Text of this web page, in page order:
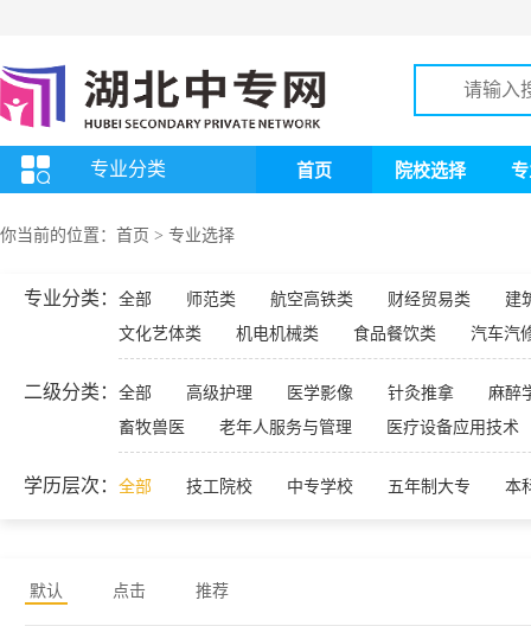
专业分类 首页 院校选择
你当前的位置： 首页 > 专业选择
专业分类： 全部 师范类 航空高铁类 财经贸易类
建
文化艺体类
机电机械类 食品餐饮类 汽车汽
二级分类： 全部 高级护理 医学影像 针灸推拿
麻醉
畜牧兽医
老年人服务与管理 医疗设备应用技术
学历层次： 全部 技工院校 中专学校 五年制大专 本
默认 点击 推荐